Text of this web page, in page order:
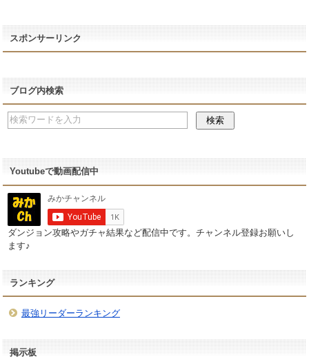
スポンサーリンク
ブログ内検索
Youtubeで動画配信中
ダンジョン攻略やガチャ結果など配信中です。チャンネル登録お願いし
ます♪
ランキング
最強リーダーランキング
掲示板